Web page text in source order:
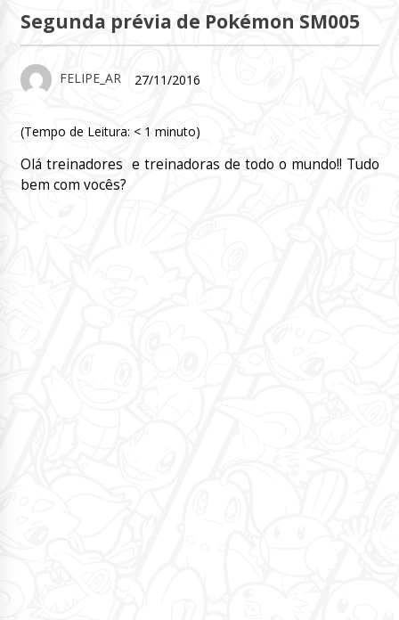
Segunda prévia de Pokémon SM005
FELIPE_AR 27/11/2016
(Tempo de Leitura: < 1 minuto)
Olá treinadores e treinadoras de todo o mundo!! Tudo
bem com vocês?